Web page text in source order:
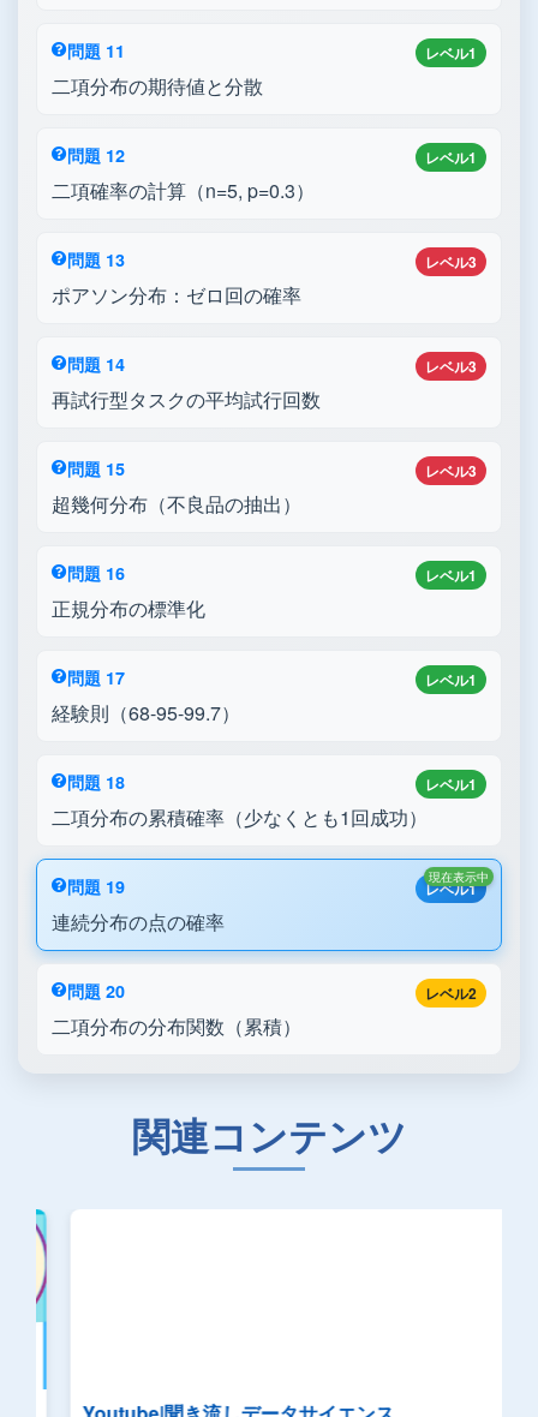
レベル1
問題 11
二項分布の期待値と分散
レベル1
問題 12
二項確率の計算（n=5, p=0.3）
レベル3
問題 13
ポアソン分布：ゼロ回の確率
レベル3
問題 14
再試行型タスクの平均試行回数
レベル3
問題 15
超幾何分布（不良品の抽出）
レベル1
問題 16
正規分布の標準化
レベル1
問題 17
経験則（68-95-99.7）
レベル1
問題 18
二項分布の累積確率（少なくとも1回成功）
レベル1
問題 19
連続分布の点の確率
現在表示中
レベル2
問題 20
二項分布の分布関数（累積）
関連コンテンツ